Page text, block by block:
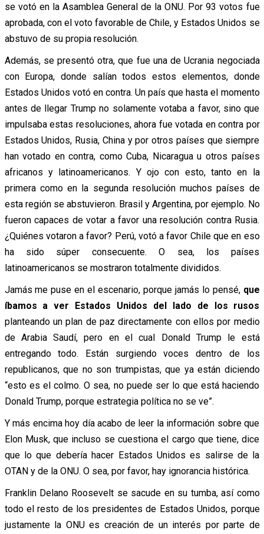
se votó en la Asamblea General de la ONU. Por 93 votos fue
aprobada, con el voto favorable de Chile, y Estados Unidos se
abstuvo de su propia resolución.
Además, se presentó otra, que fue una de Ucrania negociada
con Europa, donde salían todos estos elementos, donde
Estados Unidos votó en contra. Un país que hasta el momento
antes de llegar Trump no solamente votaba a favor, sino que
impulsaba estas resoluciones, ahora fue votada en contra por
Estados Unidos, Rusia, China y por otros países que siempre
han votado en contra, como Cuba, Nicaragua u otros países
africanos y latinoamericanos. Y ojo con esto, tanto en la
primera como en la segunda resolución muchos países de
esta región se abstuvieron. Brasil y Argentina, por ejemplo. No
fueron capaces de votar a favor una resolución contra Rusia.
¿Quiénes votaron a favor? Perú, votó a favor Chile que en eso
ha sido súper consecuente. O sea, los países
latinoamericanos se mostraron totalmente divididos.
Jamás me puse en el escenario, porque jamás lo pensé, que
íbamos a ver Estados Unidos del lado de los rusos
planteando un plan de paz directamente con ellos por medio
de Arabia Saudí, pero en el cual Donald Trump le está
entregando todo. Están surgiendo voces dentro de los
republicanos, que no son trumpistas, que ya están diciendo
“esto es el colmo. O sea, no puede ser lo que está haciendo
Donald Trump, porque estrategia política no se ve”.
Y más encima hoy día acabo de leer la información sobre que
Elon Musk, que incluso se cuestiona el cargo que tiene, dice
que lo que debería hacer Estados Unidos es salirse de la
OTAN y de la ONU. O sea, por favor, hay ignorancia histórica.
Franklin Delano Roosevelt se sacude en su tumba, así como
todo el resto de los presidentes de Estados Unidos, porque
justamente la ONU es creación de un interés por parte de